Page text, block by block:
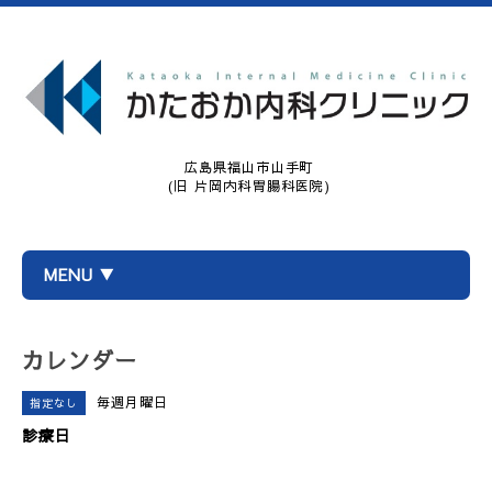
広島県福山市山手町
(旧 片岡内科胃腸科医院)
MENU ▼
カレンダー
指定なし 毎週月曜日
診療日